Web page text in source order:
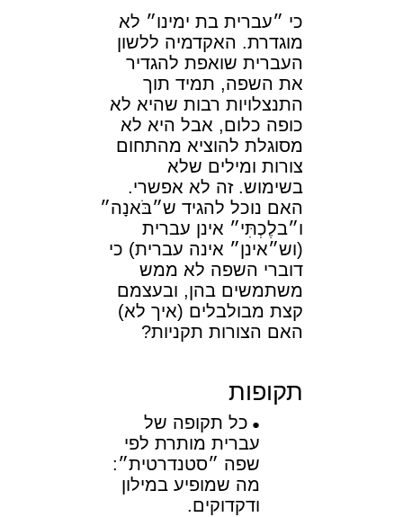
כי ״עברית בת ימינו״ לא
מוגדרת. האקדמיה ללשון
העברית שואפת להגדיר
את השפה, תמיד תוך
התנצלויות רבות שהיא לא
כופה כלום, אבל היא לא
מסוגלת להוציא מהתחום
צורות ומילים שלא
בשימוש. זה לא אפשרי.
האם נוכל להגיד ש״בֹּאנָה״
ו״בלֶכְתִּי״ אינן עברית
(וש״אינן״ אינה עברית) כי
דוברי השפה לא ממש
משתמשים בהן, ובעצמם
קצת מבולבלים (איך לא)
האם הצורות תקניות?
תקופות
כל תקופה של
עברית מותרת לפי
שפה ״סטנדרטית״:
מה שמופיע במילון
ודקדוקים.